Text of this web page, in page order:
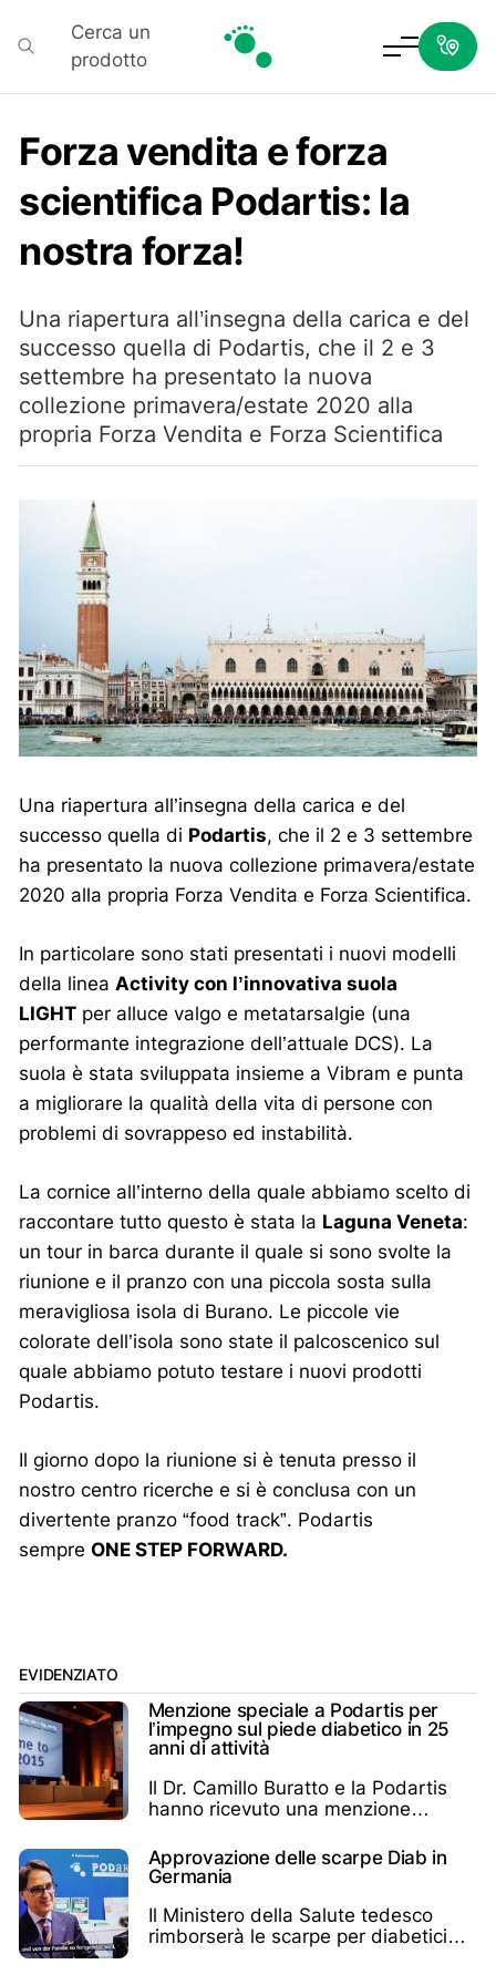
Cerca un
prodotto
Forza vendita e forza
scientifica Podartis: la
nostra forza!
Una riapertura all’insegna della carica e del
successo quella di Podartis, che il 2 e 3
settembre ha presentato la nuova
collezione primavera/estate 2020 alla
propria Forza Vendita e Forza Scientifica
Una riapertura all’insegna della carica e del
successo quella di Podartis, che il 2 e 3 settembre
ha presentato la nuova collezione primavera/estate
2020 alla propria Forza Vendita e Forza Scientifica.
In particolare sono stati presentati i nuovi modelli
della linea Activity con l’innovativa suola
LIGHT per alluce valgo e metatarsalgie (una
performante integrazione dell’attuale DCS). La
suola è stata sviluppata insieme a Vibram e punta
a migliorare la qualità della vita di persone con
problemi di sovrappeso ed instabilità.
La cornice all’interno della quale abbiamo scelto di
raccontare tutto questo è stata la Laguna Veneta:
un tour in barca durante il quale si sono svolte la
riunione e il pranzo con una piccola sosta sulla
meravigliosa isola di Burano. Le piccole vie
colorate dell’isola sono state il palcoscenico sul
quale abbiamo potuto testare i nuovi prodotti
Podartis.
Il giorno dopo la riunione si è tenuta presso il
nostro centro ricerche e si è conclusa con un
divertente pranzo “food track”. Podartis
sempreONE STEP FORWARD.
EVIDENZIATO
Menzione speciale a Podartis per
l’impegno sul piede diabetico in 25
anni di attività
Il Dr. Camillo Buratto e la Podartis
hanno ricevuto una menzione
Approvazione delle scarpe Diab in
Germania
Il Ministero della Salute tedesco
rimborserà le scarpe per diabetici